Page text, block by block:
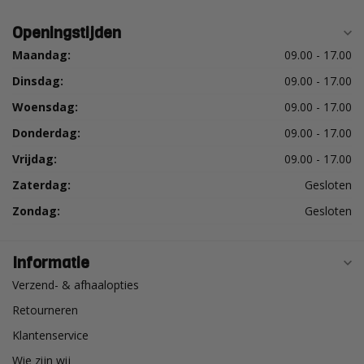
Klaas
Geplaatst op 21 Februari 2023 at 11:39
Het wordt al snel een smeerboel als je er wat teveel kracht
op moet zetten, maar de eerste tegels die ik 2 jaar terug
heb vast gezet hiermee zitten nog steeds vast.
Geplaatst op 15 Februari 2023 at 17:08
Brecht Troonbeeckx
Geplaatst op 6 Februari 2023 at 13:31
werkte prima, top resultaat
Openingstijden
Maandag:
09.00 - 17.00
Dinsdag:
09.00 - 17.00
Woensdag:
09.00 - 17.00
Donderdag:
09.00 - 17.00
Vrijdag:
09.00 - 17.00
Zaterdag:
Gesloten
Zondag:
Gesloten
Informatie
Verzend- & afhaalopties
Retourneren
Klantenservice
Wie zijn wij